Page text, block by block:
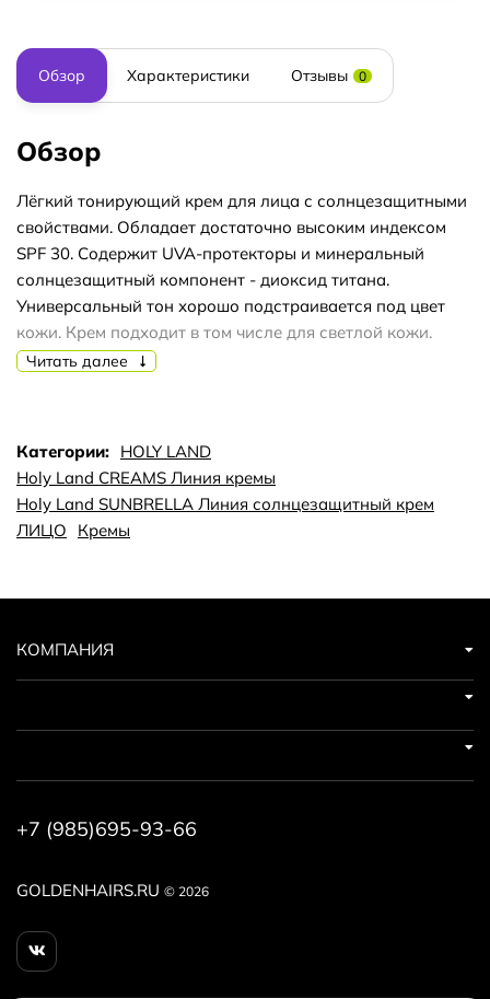
Обзор Характеристики Отзывы 0
Обзор
Лёгкий тонирующий крем для лица с солнцезащитными
свойствами. Обладает достаточно высоким индексом
SPF 30. Содержит UVA-протекторы и минеральный
солнцезащитный компонент - диоксид титана.
Универсальный тон хорошо подстраивается под цвет
кожи. Крем подходит в том числе для светлой кожи.
Комфортен для лица, быстро усаживается (в теение 5-10
GO Sun Protector UVA SPF 30 содержит ухаживающие
компоненты, полезные для кожи - экстракты гинкго и
зеленого чая. Объём 50 мл.
Читать далее
Категории: HOLY LAND
Holy Land CREAMS Линия кремы
Holy Land SUNBRELLA Линия солнцезащитный крем
ЛИЦО
Кремы
GOLDENHAIRS.RU © 2026
КОМПАНИЯ
+7 (985)695-93-66